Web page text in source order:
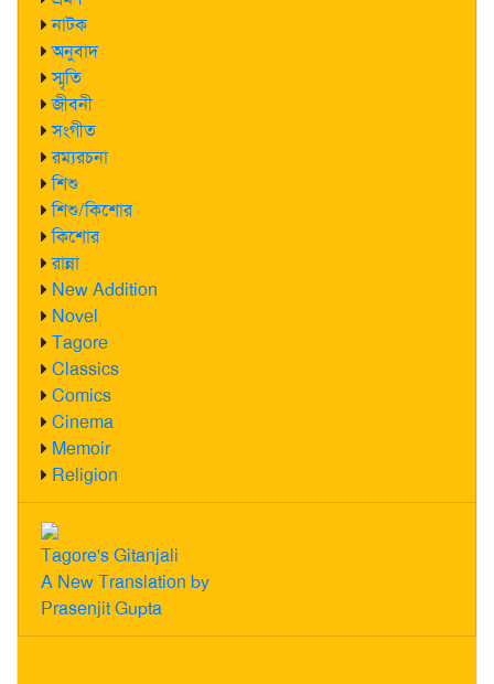
নাটক
অনুবাদ
স্মৃতি
জীবনী
সংগীত
রম্যরচনা
শিশু
শিশু/কিশোর
কিশোর
রান্না
New Addition
Novel
Tagore
Classics
Comics
Cinema
Memoir
Religion
Tagore's Gitanjali
A New Translation by
Prasenjit Gupta